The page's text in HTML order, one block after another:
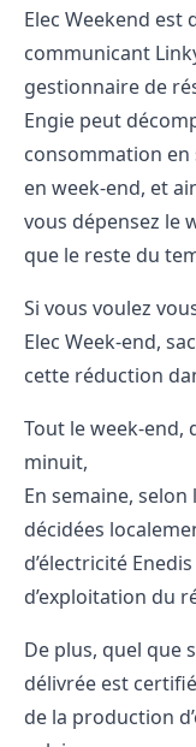
Elec Weekend
communicant
gestionnaire de
Engie peut
consommation
en week-end, et
vous dépensez le
que le reste du
Si vous voulez
Elec Week-end,
cette réduction
Tout le week-end,
minuit,
En semaine,
décidées
d’électricité
d’exploitation du
De plus, quel que
délivrée est
de la production